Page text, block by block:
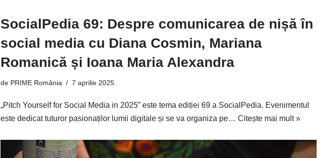
SocialPedia 69: Despre comunicarea de nișă în
social media cu Diana Cosmin, Mariana
Romanică și Ioana Maria Alexandra
de PRIME România 7 aprilie 2025
„Pitch Yourself for Social Media in 2025” este tema ediției 69 a SocialPedia. Evenimentul
este dedicat tuturor pasionaților lumii digitale și se va organiza pe… Citește mai mult »